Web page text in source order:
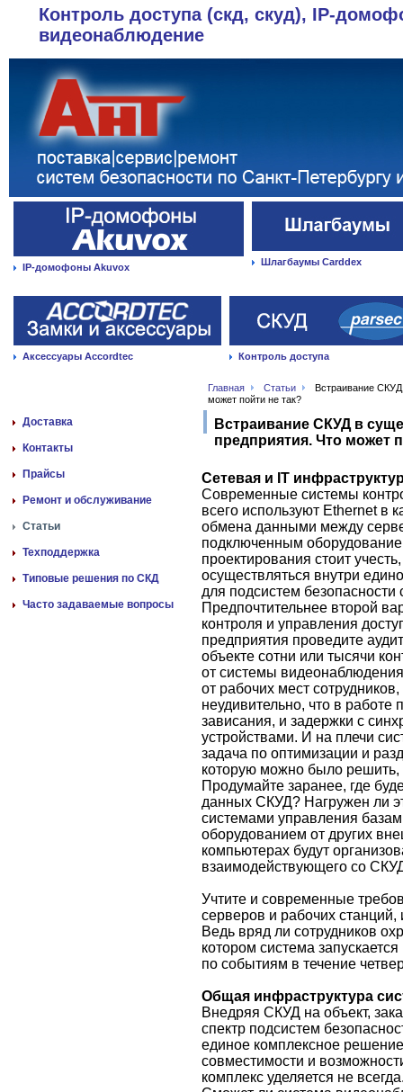
Контроль доступа (скд, скуд), IP-
видеонаблюдение
IP-домофоны Akuvox Шлагбаумы Carddex
Аксессуары Accordtec Контроль доступа
Главная Статьи
Встраивание
может пойти не так?
Доставка
Контакты
Прайсы
Ремонт и обслуживание
Статьи
Техподдержка
Типовые решения по СКД
Часто задаваемые вопросы
Встраивание СКУД в
предприятия. Что может
Сетевая и IT
Современные системы
всего используют Ethernet в
обмена данными между
подключенным
проектирования стоит
осуществляться внутри
для подсистем безопасности
Предпочтительнее второй
контроля и управления
предприятия проведите
объекте сотни или тысячи
от системы
от рабочих мест
неудивительно, что в
зависания, и задержки с
устройствами. И на плечи
задача по оптимизации и
которую можно было решить,
Продумайте заранее, где
данных СКУД? Нагружен ли
системами управления
оборудованием от других
компьютерах будут
взаимодействующего со
Учтите и современные
серверов и рабочих
Ведь вряд ли сотрудников
котором система
по событиям в течение
Общая инфраструктура
Внедряя СКУД на объект,
спектр подсистем
единое комплексное
совместимости и
комплекс уделяется не